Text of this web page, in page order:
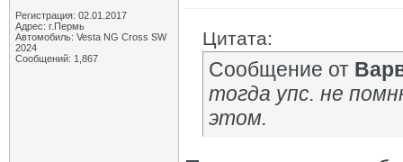
Регистрация: 02.01.2017
Адрес: г.Пермь
Автомобиль: Vesta NG Cross SW
2024
Сообщений: 1,867
Цитата:
Сообщение от
тогда упс. не
этом.